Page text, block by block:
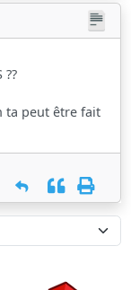
ta peut être fait